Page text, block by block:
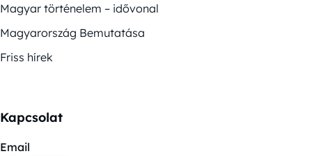
Magyar történelem – idővonal
Magyarország Bemutatása
Friss hírek
Kapcsolat
Email